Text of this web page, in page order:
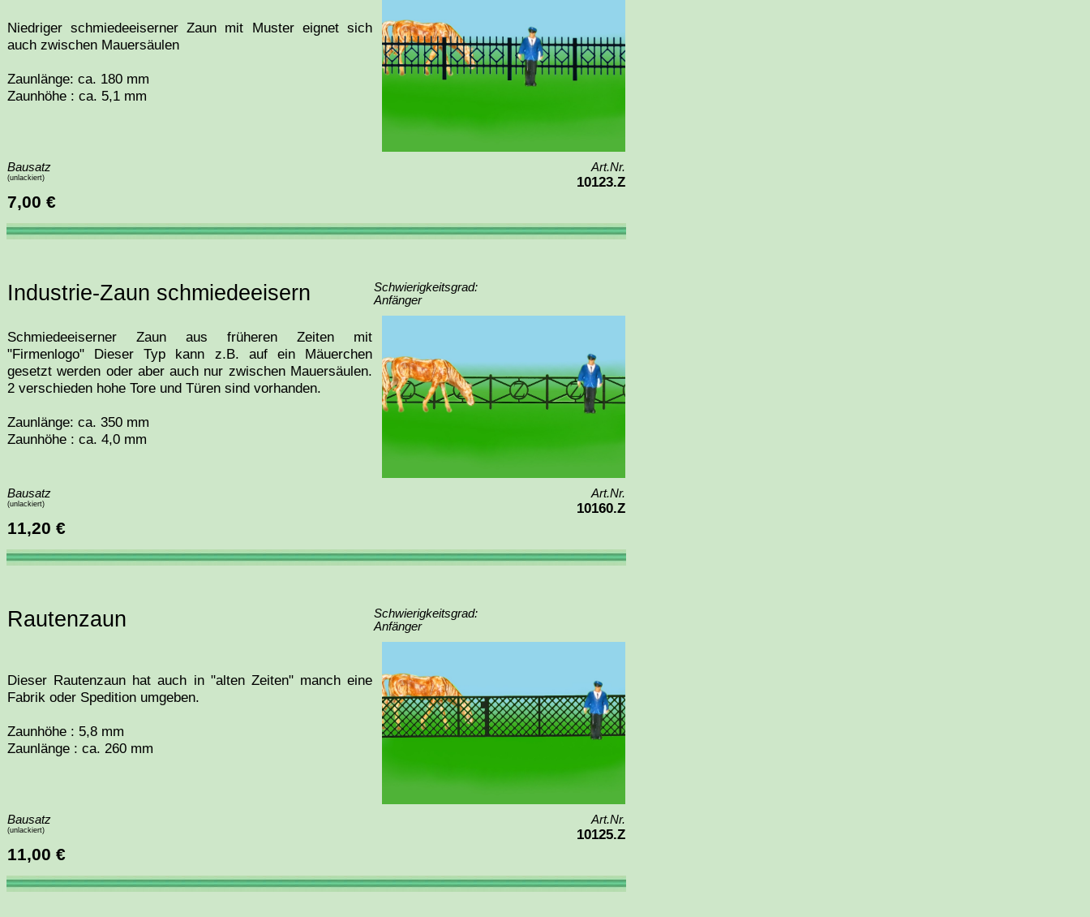
Niedriger schmiedeeiserner Zaun mit Muster eignet sich
auch zwischen Mauersäulen
Zaunlänge: ca. 180 mm
Zaunhöhe : ca. 5,1 mm
Bausatz
(unlackiert)
Art.Nr.
10123.Z
7,00 €
Industrie-Zaun schmiedeeisern
Schwierigkeitsgrad:
Anfänger
Schmiedeeiserner Zaun aus früheren Zeiten mit
"Firmenlogo" Dieser Typ kann z.B. auf ein Mäuerchen
gesetzt werden oder aber auch nur zwischen Mauersäulen.
2 verschieden hohe Tore und Türen sind vorhanden.
Zaunlänge: ca. 350 mm
Zaunhöhe : ca. 4,0 mm
Bausatz
(unlackiert)
Art.Nr.
10160.Z
11,20 €
Rautenzaun
Schwierigkeitsgrad:
Anfänger
Dieser Rautenzaun hat auch in "alten Zeiten" manch eine
Fabrik oder Spedition umgeben.
Zaunhöhe : 5,8 mm
Zaunlänge : ca. 260 mm
Bausatz
(unlackiert)
Art.Nr.
10125.Z
11,00 €